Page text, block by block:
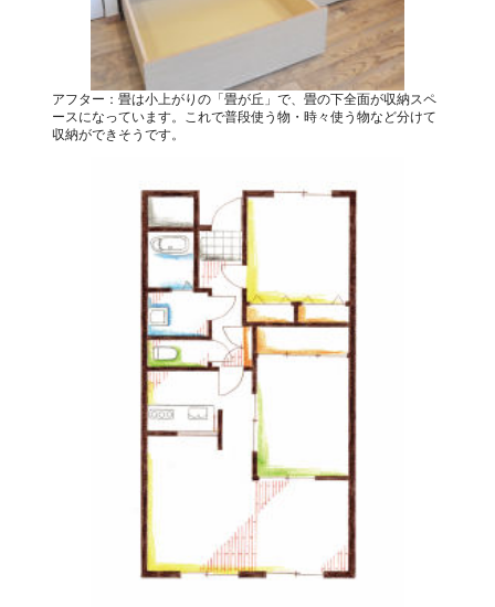
アフター：畳は小上がりの「畳が丘」で、畳の下全面が収納スペ
ースになっています。これで普段使う物・時々使う物など分けて
収納ができそうです。